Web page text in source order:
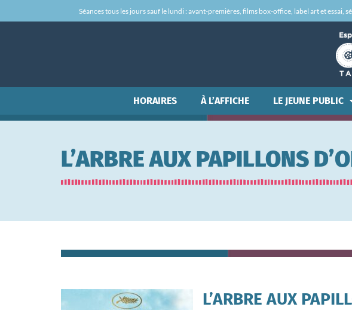
Séances tous les jours sauf le lundi : avant-premières, films box-office, label art et essai,
HORAIRES À L’AFFICHE LE JEUNE PUBLIC
L’ARBRE AUX PAPILLONS
L’ARBRE AUX